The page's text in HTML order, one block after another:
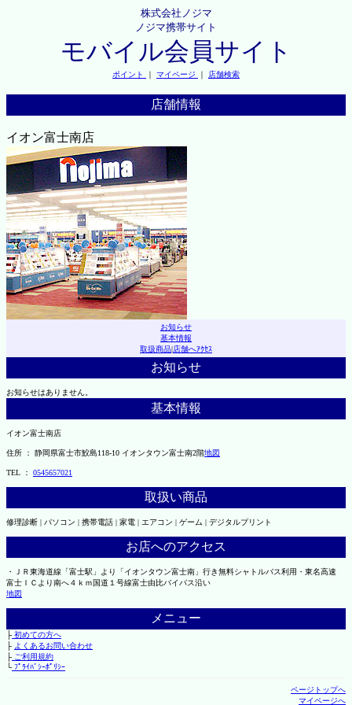
株式会社ノジマ
ノジマ携帯サイト
モバイル会員サイト
ポイント ｜ マイページ ｜ 店舗検索
店舗情報
イオン富士南店
お知らせ
基本情報
取扱商品|店舗へｱｸｾｽ
お知らせ
お知らせはありません。
基本情報
イオン富士南店
住所 ： 静岡県富士市鮫島118-10 イオンタウン富士南2階地図
TEL ： 0545657021
取扱い商品
修理診断 | パソコン | 携帯電話 | 家電 | エアコン | ゲーム | デジタルプリント
お店へのアクセス
・ＪＲ東海道線「富士駅」より「イオンタウン富士南」行き無料シャトルバス利用・東名高速
富士ＩＣより南へ４ｋｍ国道１号線富士由比バイパス沿い
地図
メニュー
├初めての方へ
├ よくあるお問い合わせ
├ご利用規約
└ﾌﾟﾗｲﾊﾞｼｰﾎﾟﾘｼｰ
ページトップへ
マイページへ